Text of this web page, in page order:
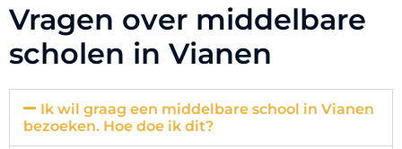
Vragen over middelbare
scholen in Vianen
Ik wil graag een middelbare school in Vianen
bezoeken. Hoe doe ik dit?